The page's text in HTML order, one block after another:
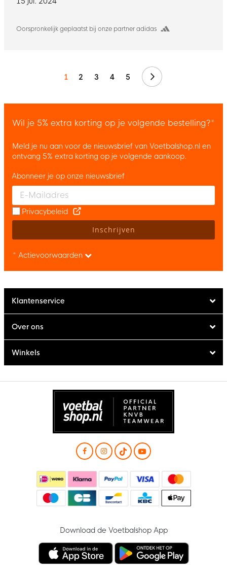
Oorspronkelijk geplaatst bij onze partner adidas
1 2 3 4 5 Volgende
Wil je 5% extra korting op je volgende bestelling?*
Meld je nu aan voor de nieuwsbrief van Voetbalshop.nl en
ontvang 5% extra korting op je volgende aankoop.
Enter your email and accept the privacy policy to subscribe to
Abonneer je op onze nieuwsbrief
Privacybeleid
Inschrijven
* Actievoorwaarden
Klantenservice
Over ons
Winkels
Download de Voetbalshop App